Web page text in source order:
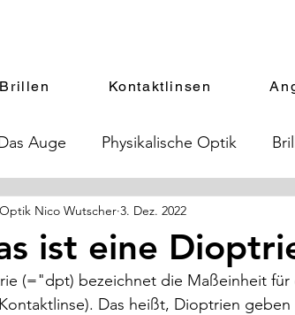
Brillen Kontaktlinsen
Auge Physikalische Optik
ist eine
Optik Nico Wutscher 3. Dez. 2022
(="dpt) bezeichnet die Maßeinheit für
Das heißt, Dioptrien